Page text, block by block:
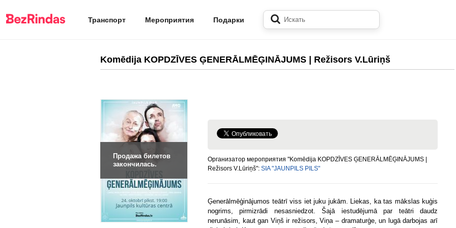
Транспорт Мероприятия Подарки
Komēdija KOPDZĪVES ĢENERĀLMĒĢINĀJUMS | Režisors V.Lūriņš
Продажа билетов
закончилась.
Организатор мероприятия "Komēdija KOPDZĪVES ĢENERĀLMĒĢINĀJUMS |
Režisors V.Lūriņš": SIA "JAUNPILS PILS"
Ģenerālmēģinājumos teātrī viss iet juku jukām. Liekas, ka tas mākslas kuģis
nogrims, pirmizrādi nesasniedzot. Šajā iestudējumā par teātri daudz
nerunāsim, kaut gan Viņš ir režisors, Viņa – dramaturģe, un lugā darbojas arī